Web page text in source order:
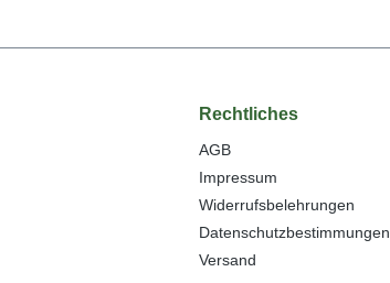
Rechtliches
AGB
Impressum
Widerrufsbelehrungen
Datenschutzbestimmungen
Versand